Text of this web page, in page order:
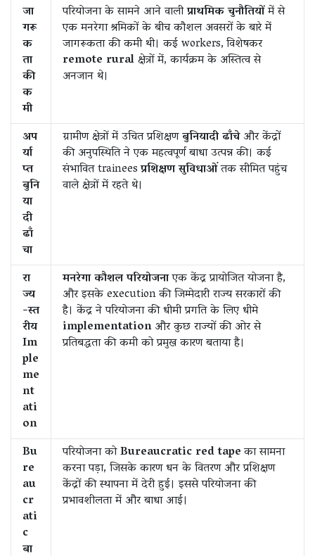
जा
गरू
क
ता
की
क
मी
परियोजना के सामने आने वालीप्राथमिक चुनौतियोंमें से
एक मनरेगा श्रमिकों के बीच कौशल अवसरों के बारे में
जागरूकता की कमी थी। कई workers, विशेषकर
remote ruralक्षेत्रों में, कार्यक्रम के अस्तित्व से
अनजान थे।
अप
र्या
प्त
बुनि
या
दी
ढाँ
चा
ग्रामीण क्षेत्रों में उचित प्रशिक्षणबुनियादी ढाँचेऔर केंद्रों
की अनुपस्थिति ने एक महत्वपूर्ण बाधा उत्पन्न की। कई
संभावित traineesप्रशिक्षण सुविधाओंतक सीमित पहुंच
वाले क्षेत्रों में रहते थे।
रा
ज्य
-स्त
रीय
Im
ple
me
nt
ati
on
मनरेगा कौशल परियोजनाएक केंद्र प्रायोजित योजना है,
और इसके execution की जिम्मेदारी राज्य सरकारों की
है। केंद्र ने परियोजना की धीमी प्रगति के लिए धीमे
implementationऔर कुछ राज्यों की ओर से
प्रतिबद्धता की कमी को प्रमुख कारण बताया है।
Bu
re
au
cr
ati
c
बा
परियोजना कोBureaucratic red tapeका सामना
करना पड़ा, जिसके कारण धन के वितरण और प्रशिक्षण
केंद्रों की स्थापना में देरी हुई। इससे परियोजना की
प्रभावशीलता में और बाधा आई।